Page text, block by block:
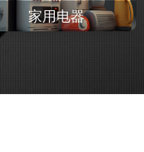
家用电器